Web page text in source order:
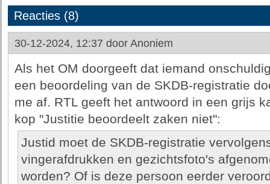
Reacties (8)
30-12-2024, 12:37 door Anoniem
Als het OM doorgeeft dat iemand
een beoordeling van de SKDB-registratie
me af. RTL geeft het antwoord in een grijs
kop "Justitie beoordeelt zaken niet":
Justid moet de SKDB-registratie
vingerafdrukken en gezichtsfoto's
worden? Of is deze persoon eerder